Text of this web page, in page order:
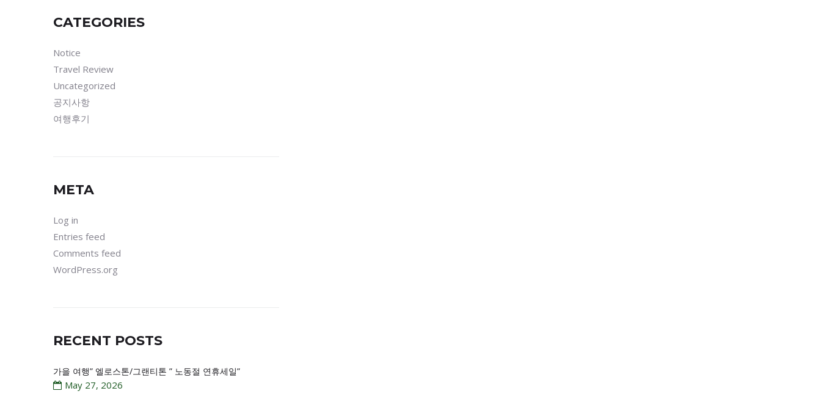
CATEGORIES
Notice
Travel Review
Uncategorized
공지사항
여행후기
META
Log in
Entries feed
Comments feed
WordPress.org
RECENT POSTS
가을 여행” 엘로스톤/그랜티톤 ” 노동절 연휴세일”
May 27, 2026